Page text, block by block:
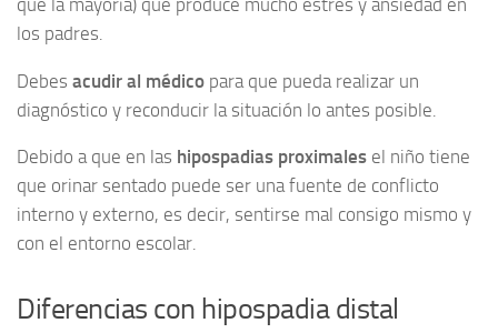
los padres.
Debes acudir al médico para que pueda realizar un
diagnóstico y reconducir la situación lo antes posible.
Debido a que en las hipospadias proximales el niño tiene
que orinar sentado puede ser una fuente de conflicto
interno y externo, es decir, sentirse mal consigo mismo y
con el entorno escolar.
Diferencias con hipospadia distal